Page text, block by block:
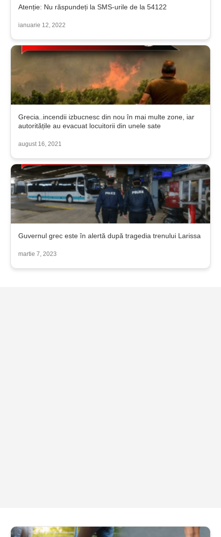
Atenție: Nu răspundeți la SMS-urile de la 54122
ianuarie 12, 2022
Grecia..incendii izbucnesc din nou în mai multe zone, iar
autoritățile au evacuat locuitorii din unele sate
august 16, 2021
Guvernul grec este în alertă după tragedia trenului Larissa
martie 7, 2023